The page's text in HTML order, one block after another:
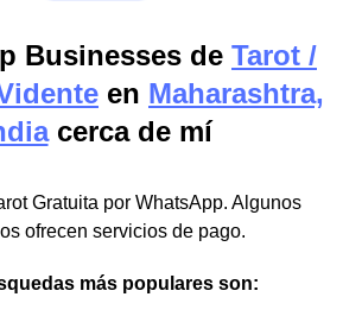
Businesses de Tarot /
en Maharashtra,
cerca de mí
Gratuita por WhatsApp. Algunos
ofrecen servicios de pago.
más populares son: